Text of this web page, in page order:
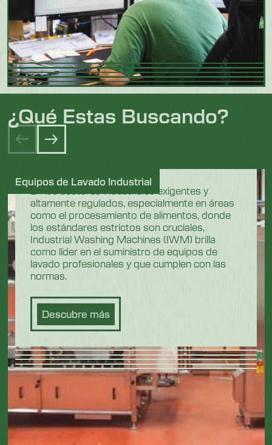
¿Qué Estas Buscando?
En los sectores industriales exigentes y
altamente regulados, especialmente en áreas
como el procesamiento de alimentos, donde
los estándares estrictos son cruciales,
Industrial Washing Machines (IWM) brilla
como líder en el suministro de equipos de
lavado profesionales y que cumplen con las
normas.
Descubre más
Equipos de Lavado Industrial